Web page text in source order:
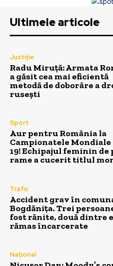
Ultimele articole
Justiție
Radu Miruță: Armata
a găsit cea mai eficientă
metodă de doborâre a
rusești
Sport
Aur pentru România la
Campionatele
19! Echipajul feminin
rame a cucerit titlul
Trafic
Accident grav în
Bogdănița. Trei
fost rănite, două dintre
rămas încarcerate
Național